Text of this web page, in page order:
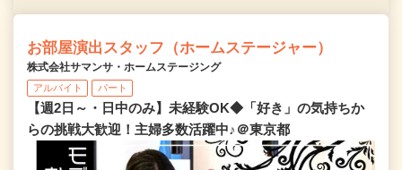
お部屋演出スタッフ（ホームステージャー）
株式会社サマンサ・ホームステージング
アルバイト パート
【週2日～・日中のみ】未経験OK◆「好き」の気持ちか
らの挑戦大歓迎！主婦多数活躍中♪＠東京都